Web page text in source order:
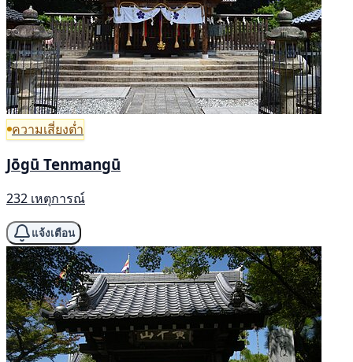
ความเสี่ยงต่ำ
Jōgū Tenmangū
232 เหตุการณ์
แจ้งเตือน